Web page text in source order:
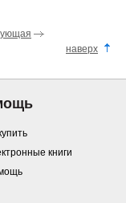
наверх
книги